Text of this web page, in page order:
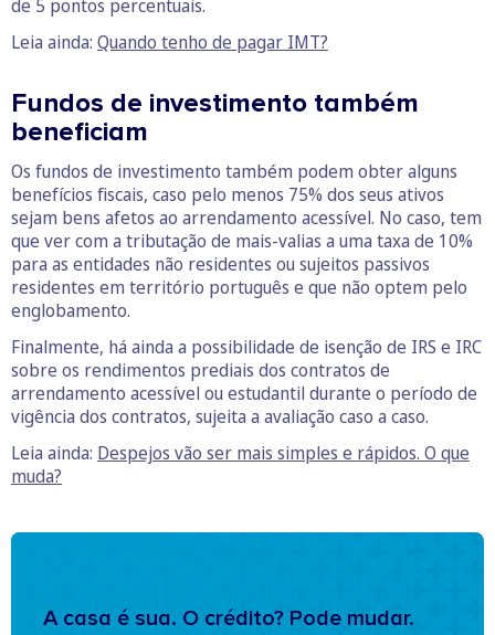
de 5 pontos percentuais.
Leia ainda: Quando tenho de pagar IMT?
Fundos de investimento também
beneficiam
Os fundos de investimento também podem obter alguns
benefícios fiscais, caso pelo menos 75% dos seus ativos
sejam bens afetos ao arrendamento acessível. No caso, tem
que ver com a tributação de mais-valias a uma taxa de 10%
para as entidades não residentes ou sujeitos passivos
residentes em território português e que não optem pelo
englobamento.
Finalmente, há ainda a possibilidade de isenção de IRS e IRC
sobre os rendimentos prediais dos contratos de
arrendamento acessível ou estudantil durante o período de
vigência dos contratos, sujeita a avaliação caso a caso.
Leia ainda: Despejos vão ser mais simples e rápidos. O que
muda?
A casa é sua. O crédito? Pode mudar.